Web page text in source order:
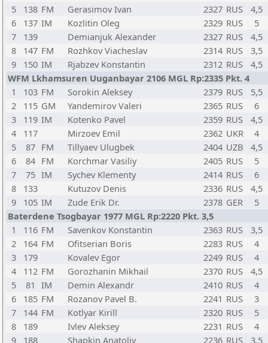
5
138 FM Gerasimov Ivan 2327 RUS
4,5
6
137 IM Kozlitin Oleg 2329 RUS
5
7
139 Demianjuk Alexander 2327 RUS
4,5
8
147 FM Rozhkov Viacheslav 2314 RUS
3,5
9
150 IM Rjabzev Konstantin 2312 RUS
4,5
WFM Lkhamsuren Uuganbayar 2106 MGL Rp:2335 Pkt. 4
1
103 FM Sorokin Aleksey 2379 RUS
5,5
2
115 GM Yandemirov Valeri 2365 RUS
6
3
119 IM Kotenko Pavel 2359 RUS
4,5
4
117 Mirzoev Emil 2362 UKR
4
5
87 FM Tillyaev Ulugbek 2404 UZB
4,5
6
84 FM Korchmar Vasiliy 2405 RUS
5
7
75 IM Sychev Klementy 2414 RUS
6
8
133 Kutuzov Denis 2336 RUS
4,5
9
105 IM Zude Erik Dr. 2378 GER
5
Baterdene Tsogbayar 1977 MGL Rp:2220 Pkt. 3,5
1
116 FM Savenkov Konstantin 2363 RUS
3,5
2
164 FM Ofitserian Boris 2283 RUS
4
3
179 Kovalev Egor 2249 RUS
4
4
112 FM Gorozhanin Mikhail 2370 RUS
4,5
5
81 IM Demin Alexandr 2410 RUS
4
6
185 FM Rozanov Pavel B. 2241 RUS
3
7
144 FM Kotlyar Kirill 2320 RUS
5
8
189 Ivlev Aleksey 2231 RUS
4
9
188 Shapkin Anatoliy 2236 RUS
3,5